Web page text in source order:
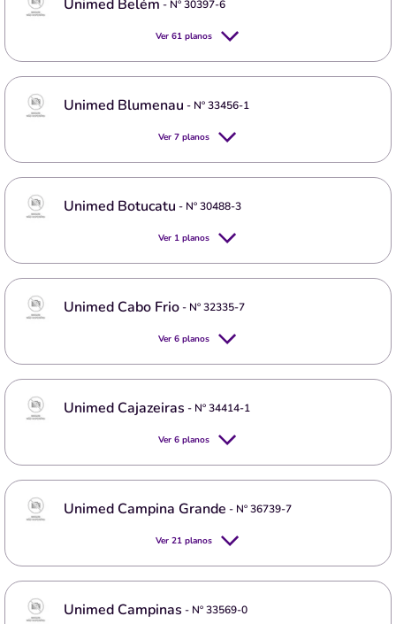
Unimed Belém - Nº30397-6
Ver 61 planos
Unimed Blumenau - Nº33456-1
Ver 7 planos
Unimed Botucatu - Nº30488-3
Ver 1 planos
Unimed Cabo Frio- Nº32335-7
Ver 6 planos
Unimed Cajazeiras - Nº34414-1
Ver 6 planos
Unimed Campina Grande - Nº36739-7
Ver 21 planos
Unimed Campinas - Nº33569-0